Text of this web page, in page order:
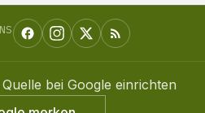
bei Google einrichten